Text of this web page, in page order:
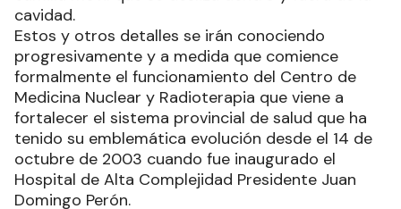
cavidad.
Estos y otros detalles se irán conociendo
progresivamente y a medida que comience
formalmente el funcionamiento del Centro de
Medicina Nuclear y Radioterapia que viene a
fortalecer el sistema provincial de salud que ha
tenido su emblemática evolución desde el 14 de
octubre de 2003 cuando fue inaugurado el
Hospital de Alta Complejidad Presidente Juan
Domingo Perón.